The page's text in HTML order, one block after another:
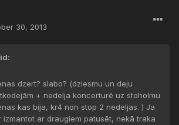
30, 2013
dzert? slabo? (dziesmu un deju
+ nedelja koncerturē uz stoholmu
kas bija, kr4 non stop 2 nedeljas. ) Ja
izmantot ar draugiem patusēt, nekā traka